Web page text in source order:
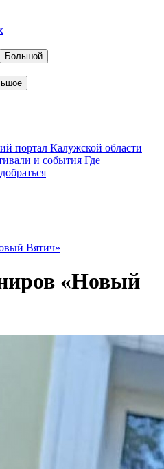
Большой
и события Где
Вятич»
«Новый